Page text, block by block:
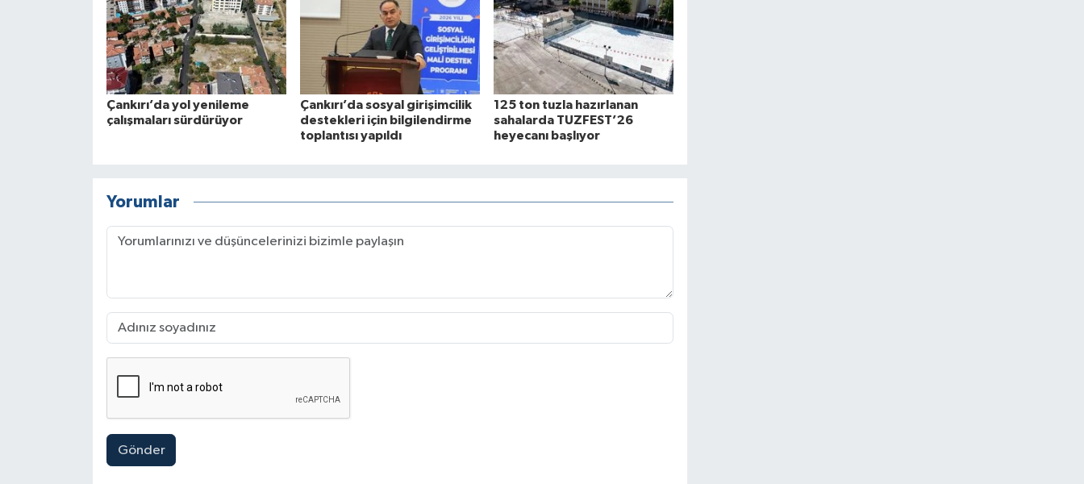
Çankırı’da yol yenileme
çalışmaları sürdürüyor
Çankırı’da sosyal girişimcilik
destekleri için bilgilendirme
toplantısı yapıldı
125 ton tuzla hazırlanan
sahalarda TUZFEST’26
heyecanı başlıyor
Yorumlar
Gönder